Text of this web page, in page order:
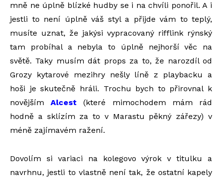
mně ne úplně blízké hudby se i na chvíli ponořil. A i
jestli to není úplně váš styl a přijde vám to teplý,
musíte uznat, že jakýsi vypracovaný rifflink rýnský
tam probíhal a nebyla to úplně nejhorší věc na
světě. Taky musím dát props za to, že narozdíl od
Grozy kytarové mezihry nešly líně z playbacku a
hoši je skutečně hráli. Trochu bych to přirovnal k
novějšímAlcest (které mimochodem mám rád
hodně a sklízím za to v Marastu pěkný zářezy) v
méně zajímavém ražení.
Dovolím si variaci na kolegovo výrok v titulku a
navrhnu, jestli to vlastně není tak, že ostatní kapely